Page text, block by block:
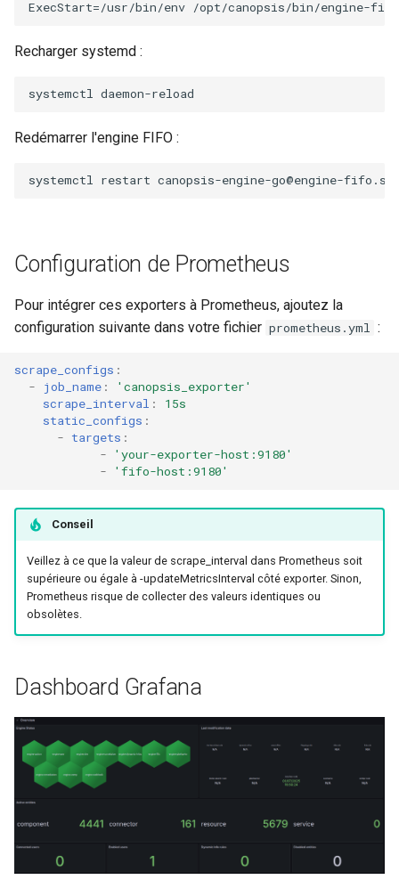
Recharger systemd :
systemctl
Redémarrer l'engine FIFO :
systemctl restart
Configuration de Prometheus
Pour intégrer ces exporters à Prometheus, ajoutez la
configuration suivante dans votre fichier prometheus.yml :
scrape_configs :
-
job_name :
'canopsis_exporter'
scrape_interval :
15s
static_configs :
- targets :
-
'your-exporter-host:9180'
-
'fifo-host:9180'
Conseil
Veillez à ce que la valeur de scrape_interval dans Prometheus soit
supérieure ou égale à -updateMetricsInterval côté exporter. Sinon,
Prometheus risque de collecter des valeurs identiques ou
obsolètes.
Dashboard Grafana